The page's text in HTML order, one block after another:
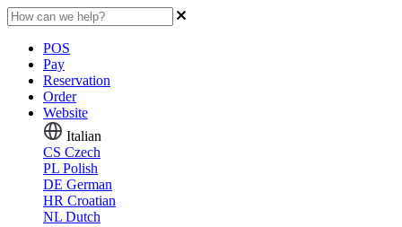
POS
Pay
Reservation
Order
Website
Italian
CS Czech
PL Polish
DE German
HR Croatian
NL Dutch